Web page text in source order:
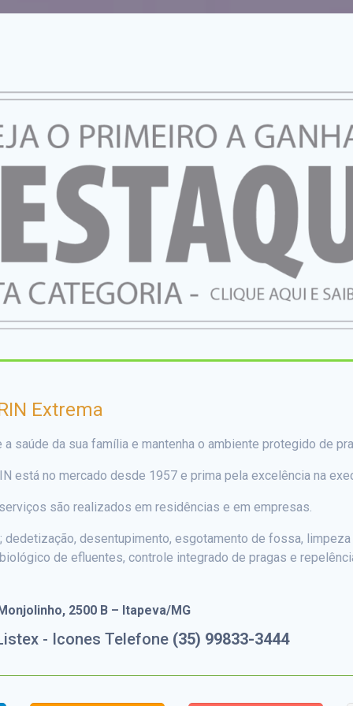
Extrema
a saúde da sua família e mantenha o ambiente protegido de
está no mercado desde 1957 e prima pela excelência na
são realizados em residências e em empresas.
dedetização, desentupimento, esgotamento de fossa,
de efluentes, controle integrado de pragas e
2500 B – Itapeva/MG
(35) 99833-3444